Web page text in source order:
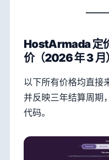
HostArmada 定
价（2026 年 3 月）
以下所有价格均直接
并反映三年结算周期
代码。